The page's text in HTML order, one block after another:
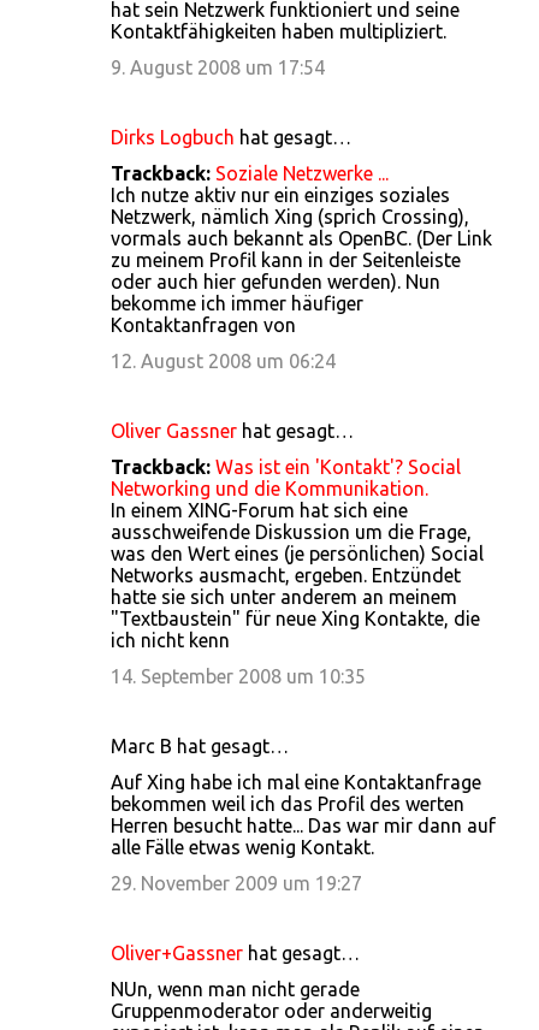
hat sein Netzwerk funktioniert und seine
Kontaktfähigkeiten haben multipliziert.
9. August 2008 um 17:54
Dirks Logbuch hat gesagt…
Trackback: Soziale Netzwerke ...
Ich nutze aktiv nur ein einziges soziales
Netzwerk, nämlich Xing (sprich Crossing),
vormals auch bekannt als OpenBC. (Der Link
zu meinem Profil kann in der Seitenleiste
oder auch hier gefunden werden). Nun
bekomme ich immer häufiger
Kontaktanfragen von
12. August 2008 um 06:24
Oliver Gassner hat gesagt…
Trackback: Was ist ein 'Kontakt'? Social
Networking und die Kommunikation.
In einem XING-Forum hat sich eine
ausschweifende Diskussion um die Frage,
was den Wert eines (je persönlichen) Social
Networks ausmacht, ergeben. Entzündet
hatte sie sich unter anderem an meinem
"Textbaustein" für neue Xing Kontakte, die
ich nicht kenn
14. September 2008 um 10:35
Marc B hat gesagt…
Auf Xing habe ich mal eine Kontaktanfrage
bekommen weil ich das Profil des werten
Herren besucht hatte... Das war mir dann auf
alle Fälle etwas wenig Kontakt.
29. November 2009 um 19:27
Oliver+Gassner hat gesagt…
NUn, wenn man nicht gerade
Gruppenmoderator oder anderweitig